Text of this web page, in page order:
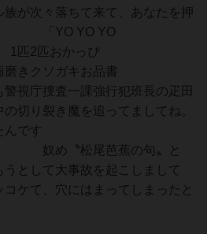
族が次々落ちて来て、あなたを押
。 「YO YO YO
おかっぴ
キお品書
査一課強行犯班長の疋田
切り裂き魔を追ってましてね。
です
尾芭蕉の句〟と
うとして大事故を起こしまして
ケて、穴にはまってしまったと